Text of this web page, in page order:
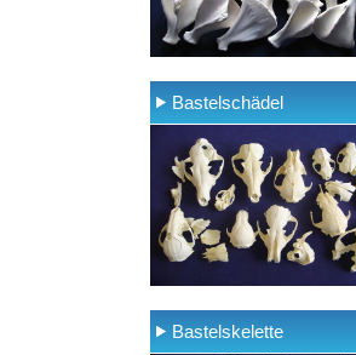
Bastelschädel
Bastelskelette